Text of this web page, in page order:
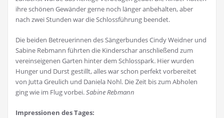
ihre schönen Gewänder gerne noch länger anbehalten, aber
nach zwei Stunden war die Schlossführung beendet.
Die beiden Betreuerinnen des Sängerbundes Cindy Weidner und
Sabine Rebmann führten die Kinderschar anschließend zum
vereinseigenen Garten hinter dem Schlosspark. Hier wurden
Hunger und Durst gestillt, alles war schon perfekt vorbereitet
von Jutta Greulich und Daniela Nohl. Die Zeit bis zum Abholen
ging wie im Flug vorbei.Sabine Rebmann
Impressionen des Tages: